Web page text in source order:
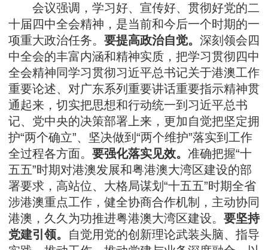
会议强调，学习好、宣传好、贯彻好党的二
十届四中全会精神，是当前和今后一个时期的一
项重大政治任务。 要提高政治自觉。 深刻领会四
中全会的丰富内涵和精神实质，把学习贯彻四中
全会精神同学习贯彻习近平总书记关于港澳工作
重要论述、对广东系列重要讲话重要指示精神贯
通起来，切实把思想和行动统一到习近平总书
记、党中央的决策部署上来，更加自觉把坚定拥
护“两个确立”、坚决做到“两个维护”落实到工作
全过程各方面。 要强化落实见效。 准确把握“十
五五”时期对港澳发展和粤港澳大湾区建设的部
署要求，高站位、大格局谋划“十五五”时期全省
涉港澳重点工作，健全协商合作机制，主动协同
港澳，久久为功推进粤港澳大湾区建设。 要坚持
党建引领。 自觉用党的创新理论武装头脑、指导